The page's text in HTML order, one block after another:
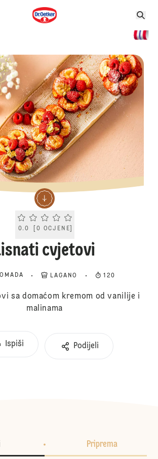
Current rating 0.0. Click to rate.
0.0 0 OCJENE
cvjetovi
LAGANO 120
sa domaćom kremom od vanilije i
malinama
Ispiši Podijeli
Priprema